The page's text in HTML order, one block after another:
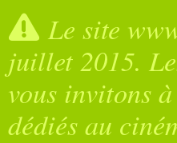
Le site
juillet 2015.
vous invitons
dédiés au